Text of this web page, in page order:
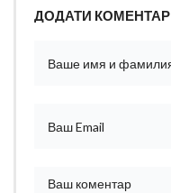
ДОДАТИ КОМЕНТАР